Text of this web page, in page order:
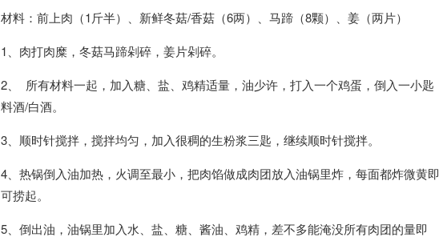
材料：前上肉（1斤半）、新鲜冬菇/香菇（6两）、马蹄（8颗）、姜（两片）
1、肉打肉糜，冬菇马蹄剁碎，姜片剁碎。
2、 所有材料一起，加入糖、盐、鸡精适量，油少许，打入一个鸡蛋，倒入一小匙
料酒/白酒。
3、顺时针搅拌，搅拌均匀，加入很稠的生粉浆三匙，继续顺时针搅拌。
4、热锅倒入油加热，火调至最小，把肉馅做成肉团放入油锅里炸，每面都炸微黄即
可捞起。
5、倒出油，油锅里加入水、盐、糖、酱油、鸡精，差不多能淹没所有肉团的量即